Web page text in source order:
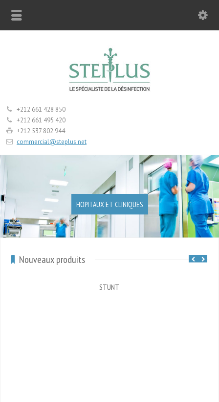
+212 661 428 850
+212 661 495 420
+212 537 802 944
commercial@steplus.net
HOPITAUX ET CLINIQUES
Nouveaux produits
STUNT